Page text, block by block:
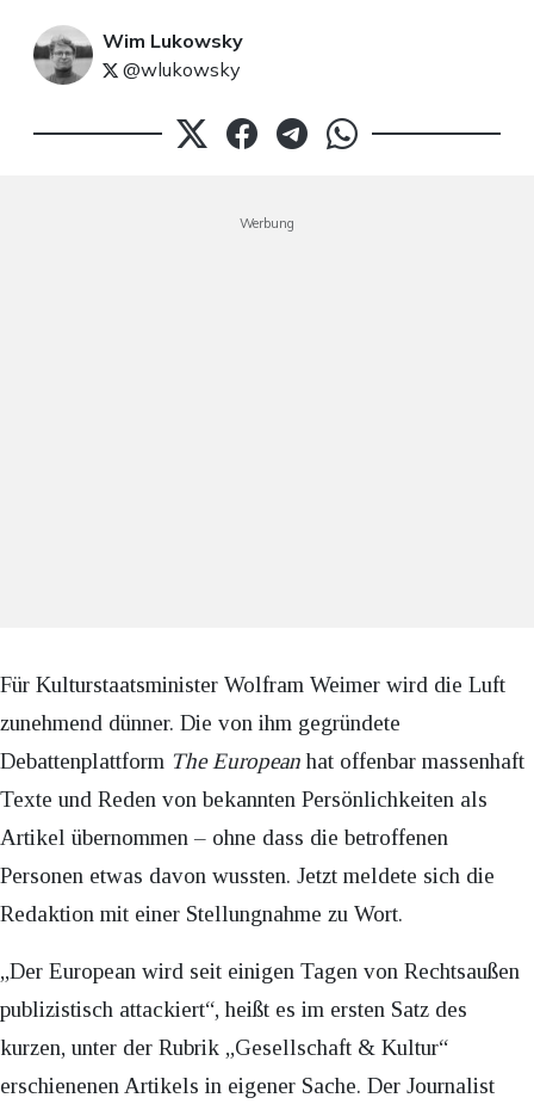
Wim Lukowsky
@wlukowsky
Werbung
Für Kulturstaatsminister Wolfram Weimer wird die Luft
zunehmend dünner. Die von ihm gegründete
Debattenplattform The Europeanhat offenbar massenhaft
Texte und Reden von bekannten Persönlichkeiten als
Artikel übernommen – ohne dass die betroffenen
Personen etwas davon wussten. Jetzt meldete sich die
Redaktion mit einer Stellungnahme zu Wort.
„Der European wird seit einigen Tagen von Rechtsaußen
publizistisch attackiert“, heißt es im ersten Satz des
kurzen, unter der Rubrik „Gesellschaft & Kultur“
erschienenen Artikels in eigener Sache. Der Journalist